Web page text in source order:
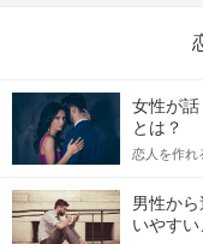
女性が
とは？
恋人を作れ
てアプロー
格的に始め
をしっかり
男性か
いやす